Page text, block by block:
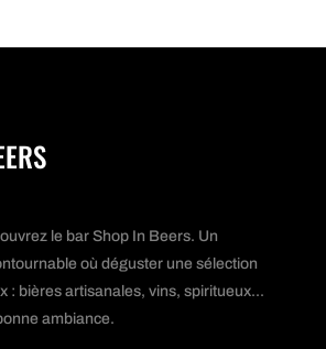
le bar Shop In Beers. Un
où déguster une sélection
: bières artisanales, vins, spiritueux...
ambiance.